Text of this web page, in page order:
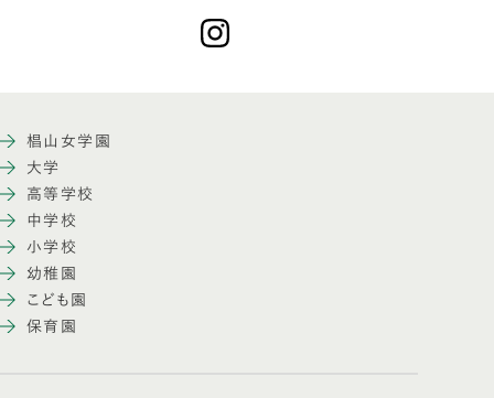
椙山女学園
大学
高等学校
中学校
小学校
幼稚園
こども園
保育園